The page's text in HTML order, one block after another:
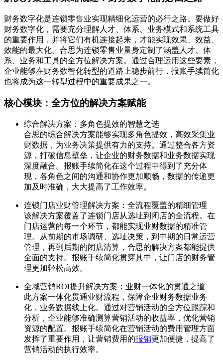
财务数字化是连锁零售业实现精细化运营的必行之路。要做好
财务数字化，需要充分理解人才、体系、业务模式和系统工具
的重要作用，并将它们有机连接起来，才能实现效果、效益、
效能的最大化。合思为连锁零售业量身定制了涵盖人才、体
系、业务和工具的全方位解决方案。通过合理运用这些要素，
企业能够在财务数智化转型的道路上稳步前行，报账手续简化
也将成为这一转型过程中的重要成果之一。
核心模块：全方位的解决方案赋能
综合解决方案：多角色提效的智慧之选
合思的综合解决方案能够实现多角色提效，高效采集业
财数据，为业务决策提供有力的支持。通过整合各方资
源，打破信息壁垒，让企业的财务数据和业务数据实现
深度融合。报账手续简化在这个过程中得到了充分体
现，各角色之间的沟通和协作更加顺畅，数据的传递更
加及时准确，大大提高了工作效率。
连锁门店业财管理解决方案：全流程覆盖的精细管理
该解决方案覆盖了连锁门店从选址到闭店的全流程。在
门店运营的每一个环节，都能实现业财数据的精准管
理。从前期的市场调研、选址决策，到中期的日常运营
管理，再到后期的闭店清算，合思的解决方案都能提供
全面的支持。报账手续简化贯穿其中，让门店的财务管
理更加轻松高效。
全域营销ROI提升解决方案：业财一体化的贯通之道
此方案一体化贯通业财流程，保障企业财务数据业务
化，业务数据线上化。通过对营销活动的全方位跟踪和
分析，企业能够准确测算营销活动的收益率，优化营销
资源的配置。报账手续简化在营销活动的费用管理方面
发挥了重要作用，让营销费用的报销更加便捷，提高了
营销活动的执行效率。